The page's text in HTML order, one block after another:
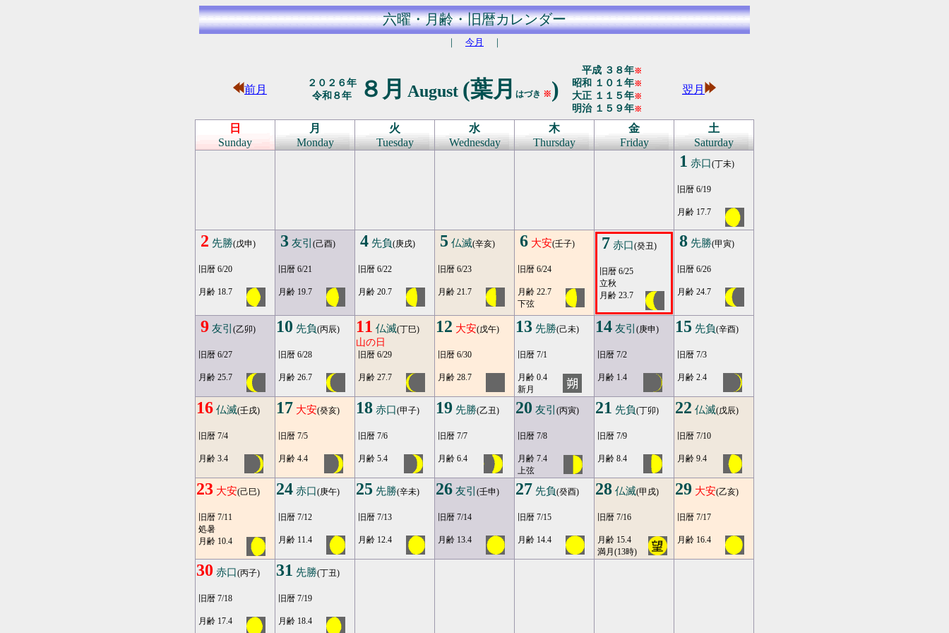
六曜・月齢・旧暦カレンダー
｜ 今月 ｜
前月
２０２６年
令和８年
８月 August (葉月 はづき ※)
平成 ３８年※
昭和 １０１年※
大正 １１５年※
明治 １５９年※
翌月
日
Sunday
月
Monday
火
Tuesday
水
Wednesday
木
Thursday
金
Friday
土
Saturday
1 赤口(丁未)
旧暦 6/19
月齢 17.7
2 先勝(戊申)
旧暦 6/20
月齢 18.7
3 友引 (己酉)
旧暦 6/21
月齢 19.7
4 先負(庚戌)
旧暦 6/22
月齢 20.7
5 仏滅(辛亥)
旧暦 6/23
月齢 21.7
6 大安(壬子)
旧暦 6/24
月齢 22.7
下弦
7 赤口(癸丑)
旧暦 6/25
立秋
月齢 23.7
8 先勝(甲寅)
旧暦 6/26
月齢 24.7
9 友引 (乙卯)
旧暦 6/27
月齢 25.7
10 先負(丙辰)
旧暦 6/28
月齢 26.7
11 仏滅(丁巳)
山の日
旧暦 6/29
月齢 27.7
12 大安(戊午)
旧暦 6/30
月齢 28.7
13 先勝(己未)
旧暦 7/1
月齢 0.4
新月
14 友引 (庚申)
旧暦 7/2
月齢 1.4
15 先負(辛酉)
旧暦 7/3
月齢 2.4
16 仏滅(壬戌)
旧暦 7/4
月齢 3.4
17 大安(癸亥)
旧暦 7/5
月齢 4.4
18 赤口(甲子)
旧暦 7/6
月齢 5.4
19 先勝(乙丑)
旧暦 7/7
月齢 6.4
20 友引 (丙寅)
旧暦 7/8
月齢 7.4
上弦
21 先負(丁卯)
旧暦 7/9
月齢 8.4
22 仏滅(戊辰)
旧暦 7/10
月齢 9.4
23 大安(己巳)
旧暦 7/11
処暑
月齢 10.4
24 赤口(庚午)
旧暦 7/12
月齢 11.4
25 先勝(辛未)
旧暦 7/13
月齢 12.4
26 友引 (壬申)
旧暦 7/14
月齢 13.4
27 先負(癸酉)
旧暦 7/15
月齢 14.4
28 仏滅(甲戌)
旧暦 7/16
月齢 15.4
満月(13時)
29 大安(乙亥)
旧暦 7/17
月齢 16.4
30 赤口(丙子)
旧暦 7/18
月齢 17.4
31 先勝(丁丑)
旧暦 7/19
月齢 18.4